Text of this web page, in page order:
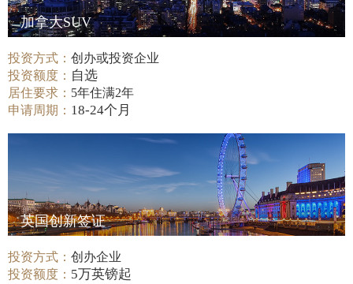
加拿大SUV
投资方式：创办或投资企业
投资额度： 自选
居住要求： 5年住满2年
申请周期： 18-24个月
英国创新签证
投资方式：创办企业
投资额度： 5万英镑起